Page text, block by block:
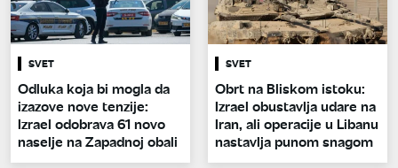
SVET
Odluka koja bi mogla da
izazove nove tenzije:
Izrael odobrava 61 novo
naselje na Zapadnoj obali
SVET
Obrt na Bliskom istoku:
Izrael obustavlja udare na
Iran, ali operacije u Libanu
nastavlja punom snagom